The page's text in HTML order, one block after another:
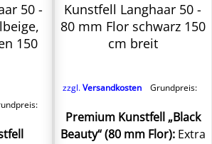
50 -
150
Kunstfell Langhaar 50 -
80 mm Flor schwarz 150
cm breit
zzgl.Versandkosten Grundpreis:
Premium Kunstfell „Black
Beauty“ (80 mm Flor):Extra